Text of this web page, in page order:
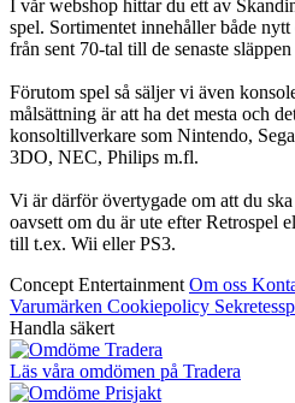
I vår webshop hittar du ett av
spel. Sortimentet innehåller både
från sent 70-tal till de senaste
Förutom spel så säljer vi även
målsättning är att ha det mesta och
konsoltillverkare som Nintendo,
3DO, NEC, Philips m.fl.
Vi är därför övertygade om att du
oavsett om du är ute efter Retrospel
till t.ex. Wii eller PS3.
Concept Entertainment Om oss
Varumärken Cookiepolicy
Handla säkert
Läs våra omdömen på Tradera